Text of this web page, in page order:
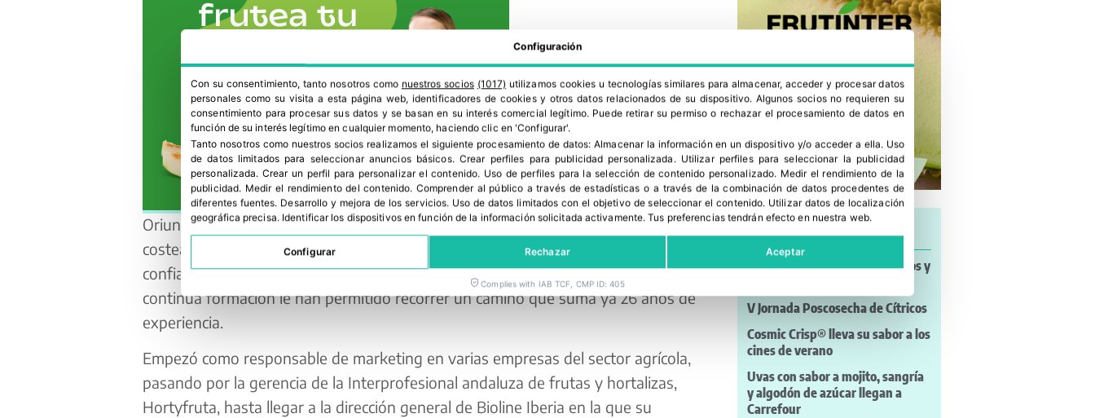
Oriunda de un pequeño pueblo de Almería, Cóbdar, trabajó desde muy joven para
costear sus estudios y reconoce que vender vajilla a puerta fría le aportó gran
confianza en sí misma. Confianza que unida a su curiosidad, inquietud, actitud y
continua formación le han permitido recorrer un camino que suma ya 26 años de
experiencia.
Empezó como responsable de marketing en varias empresas del sector agrícola,
pasando por la gerencia de la Interprofesional andaluza de frutas y hortalizas,
Hortyfruta, hasta llegar a la dirección general de Bioline Iberia en la que su
Noticias a mi Manera: incendios y
V Jornada Poscosecha de Cítricos
Cosmic Crisp® lleva su sabor a los
cines de verano
Uvas con sabor a mojito, sangría
y algodón de azúcar llegan a
Carrefour
Configuración
Con su consentimiento, tanto nosotros como nuestros socios (1017) utilizamos cookies u tecnologías similares para almacenar, acceder y procesar datos
personales como su visita a esta página web, identificadores de cookies y otros datos relacionados de su dispositivo. Algunos socios no requieren su
consentimiento para procesar sus datos y se basan en su interés comercial legítimo. Puede retirar su permiso o rechazar el procesamiento de datos en
función de su interés legítimo en cualquier momento, haciendo clic en 'Configurar'.
Tanto nosotros como nuestros socios realizamos el siguiente procesamiento de datos:Almacenar la información en un dispositivo y/o acceder a ella. Uso
de datos limitados para seleccionar anuncios básicos. Crear perfiles para publicidad personalizada . Utilizar perfiles para seleccionar la publicidad
personalizada. Crear un perfil para personalizar el contenido. Uso de perfiles para la selección de contenido personalizado. Medir el rendimiento de la
publicidad. Medir el rendimiento del contenido. Comprender al público a través de estadísticas o a través de la combinación de datos procedentes de
diferentes fuentes. Desarrollo y mejora de los servicios. Uso de datos limitados con el objetivo de seleccionar el contenido. Utilizar datos de localización
geográfica precisa. Identificar los dispositivos en función de la información solicitada activamente.Tus preferencias tendrán efecto en nuestra web.
Configurar Rechazar Aceptar
Complies with IAB TCF, CMP ID: 405